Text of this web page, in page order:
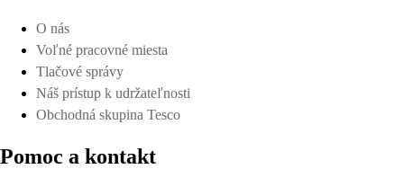
O nás
Voľné pracovné miesta
Tlačové správy
Náš prístup k udržateľnosti
Obchodná skupina Tesco
Pomoc a kontakt